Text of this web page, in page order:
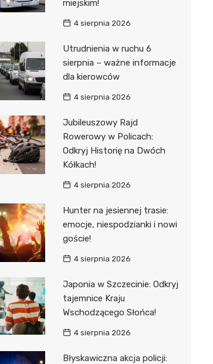
miejskim!
4 sierpnia 2026
Utrudnienia w ruchu 6
sierpnia – ważne informacje
dla kierowców
4 sierpnia 2026
Jubileuszowy Rajd
Rowerowy w Policach:
Odkryj Historię na Dwóch
Kółkach!
4 sierpnia 2026
Hunter na jesiennej trasie:
emocje, niespodzianki i nowi
goście!
4 sierpnia 2026
Japonia w Szczecinie: Odkryj
tajemnice Kraju
Wschodzącego Słońca!
4 sierpnia 2026
Błyskawiczna akcja policji: